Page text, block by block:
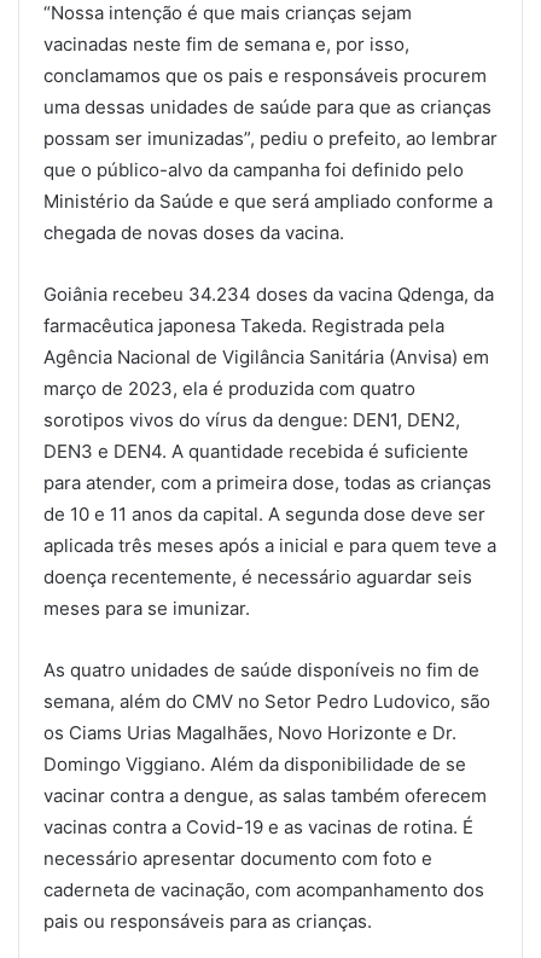
“Nossa intenção é que mais crianças sejam
vacinadas neste fim de semana e, por isso,
conclamamos que os pais e responsáveis procurem
uma dessas unidades de saúde para que as crianças
possam ser imunizadas”, pediu o prefeito, ao lembrar
que o público-alvo da campanha foi definido pelo
Ministério da Saúde e que será ampliado conforme a
chegada de novas doses da vacina.
Goiânia recebeu 34.234 doses da vacina Qdenga, da
farmacêutica japonesa Takeda. Registrada pela
Agência Nacional de Vigilância Sanitária (Anvisa) em
março de 2023, ela é produzida com quatro
sorotipos vivos do vírus da dengue: DEN1, DEN2,
DEN3 e DEN4. A quantidade recebida é suficiente
para atender, com a primeira dose, todas as crianças
de 10 e 11 anos da capital. A segunda dose deve ser
aplicada três meses após a inicial e para quem teve a
doença recentemente, é necessário aguardar seis
meses para se imunizar.
As quatro unidades de saúde disponíveis no fim de
semana, além do CMV no Setor Pedro Ludovico, são
os Ciams Urias Magalhães, Novo Horizonte e Dr.
Domingo Viggiano. Além da disponibilidade de se
vacinar contra a dengue, as salas também oferecem
vacinas contra a Covid-19 e as vacinas de rotina. É
necessário apresentar documento com foto e
caderneta de vacinação, com acompanhamento dos
pais ou responsáveis para as crianças.